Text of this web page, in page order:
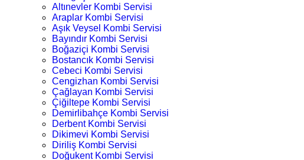
Altınevler Kombi Servisi
Araplar Kombi Servisi
Aşık Veysel Kombi Servisi
Bayındır Kombi Servisi
Boğaziçi Kombi Servisi
Bostancık Kombi Servisi
Cebeci Kombi Servisi
Cengizhan Kombi Servisi
Çağlayan Kombi Servisi
Çiğiltepe Kombi Servisi
Demirlibahçe Kombi Servisi
Derbent Kombi Servisi
Dikimevi Kombi Servisi
Diriliş Kombi Servisi
Doğukent Kombi Servisi